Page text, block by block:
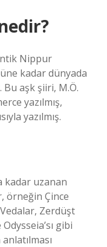
Nippur
kadar dünyada
aşk şiiri, M.Ö.
yazılmış,
yazılmış.
kadar uzanan
örneğin Çince
Zerdüşt
gibi